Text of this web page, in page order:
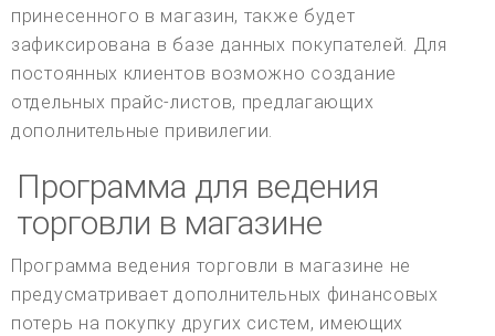
принесенного в магазин, также будет
зафиксирована в базе данных покупателей. Для
постоянных клиентов возможно создание
отдельных прайс-листов, предлагающих
дополнительные привилегии.
Программа для ведения
торговли в магазине
Программа ведения торговли в магазине не
предусматривает дополнительных финансовых
потерь на покупку других систем, имеющих